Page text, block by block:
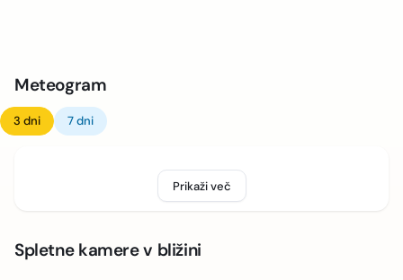
Meteogram
3 dni 7 dni
Prikaži več
Spletne kamere v bližini